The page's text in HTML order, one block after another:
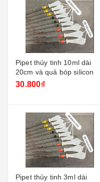
Pipet thủy tinh 10ml dài
20cm và quả bóp silicon
30.800₫
Pipet thủy tinh 3ml dài